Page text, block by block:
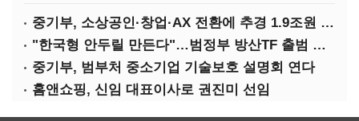
중기부, 소상공인·창업·AX 전환에 추경 1.9조원 편성
"한국형 안두릴 만든다"…범정부 방산TF 출범 초읽기
중기부, 범부처 중소기업 기술보호 설명회 연다
홈앤쇼핑, 신임 대표이사로 권진미 선임